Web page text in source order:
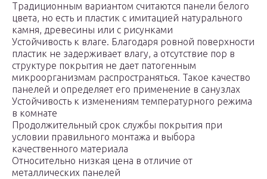
Традиционным вариантом считаются панели белого
цвета, но есть и пластик с имитацией натурального
камня, древесины или с рисунками
Устойчивость к влаге. Благодаря ровной поверхности
пластик не задерживает влагу, а отсутствие пор в
структуре покрытия не дает патогенным
микроорганизмам распространяться. Такое качество
панелей и определяет его применение в санузлах
Устойчивость к изменениям температурного режима
в комнате
Продолжительный срок службы покрытия при
условии правильного монтажа и выбора
качественного материала
Относительно низкая цена в отличие от
металлических панелей